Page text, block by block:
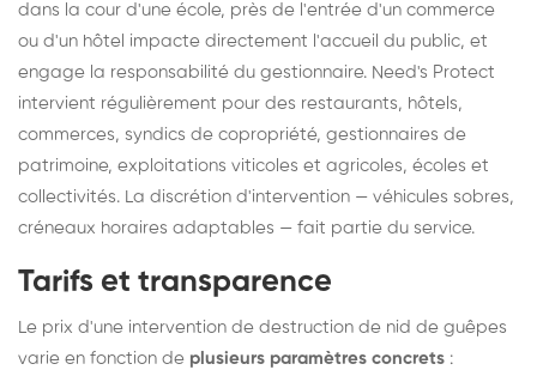
dans la cour d'une école, près de l'entrée d'un commerce
ou d'un hôtel impacte directement l'accueil du public, et
engage la responsabilité du gestionnaire. Need's Protect
intervient régulièrement pour des restaurants, hôtels,
commerces, syndics de copropriété, gestionnaires de
patrimoine, exploitations viticoles et agricoles, écoles et
collectivités. La discrétion d'intervention — véhicules sobres,
créneaux horaires adaptables — fait partie du service.
Tarifs et transparence
Le prix d'une intervention de destruction de nid de guêpes
varie en fonction de plusieurs paramètres concrets :